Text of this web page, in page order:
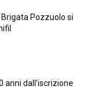
Brigata Pozzuolo si
anni dall’iscrizione